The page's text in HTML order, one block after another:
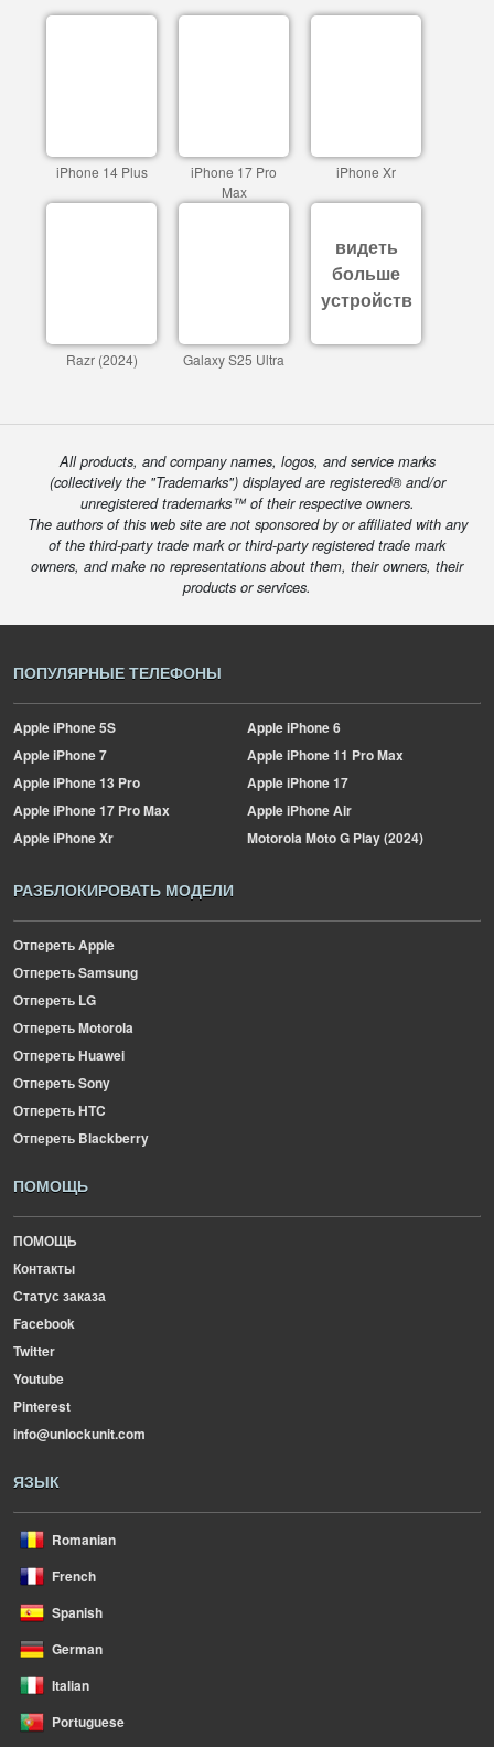
iPhone 14 Plus
iPhone 17 Pro
Max
iPhone Xr
Razr (2024) Galaxy S25 Ultra
видеть
больше
устройств
All products, and company names, logos, and service marks
(collectively the "Trademarks") displayed are registered® and/or
unregistered trademarks™ of their respective owners.
The authors of this web site are not sponsored by or affiliated with any
of the third-party trade mark or third-party registered trade mark
owners, and make no representations about them, their owners, their
products or services.
ПОПУЛЯРНЫЕ ТЕЛЕФОНЫ
AppleiPhone 5S AppleiPhone 6
AppleiPhone 7 AppleiPhone 11 Pro Max
AppleiPhone 13 Pro AppleiPhone 17
AppleiPhone 17 Pro Max AppleiPhone Air
AppleiPhone Xr MotorolaMoto G Play (2024)
РАЗБЛОКИРОВАТЬ МОДЕЛИ
Отпереть Apple
Отпереть Samsung
Отпереть LG
Отпереть Motorola
Отпереть Huawei
Отпереть Sony
Отпереть HTC
Отпереть Blackberry
ПОМОЩЬ
ПОМОЩЬ
Контакты
Статус заказа
Facebook
Twitter
Youtube
Pinterest
info@unlockunit.com
ЯЗЫК
Romanian
French
Spanish
German
Italian
Portuguese